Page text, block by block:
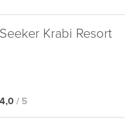
Krabi Resort
4,0 / 5